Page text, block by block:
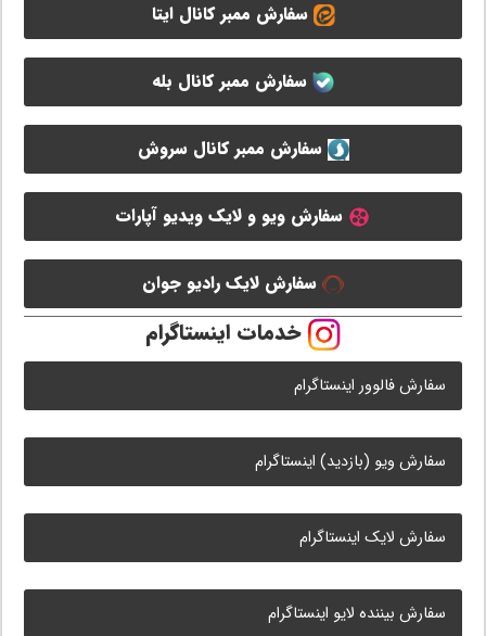
سفارش ممبر کانال ایتا
سفارش ممبر کانال بله
سفارش ممبر کانال سروش
سفارش ویو و لایک ویدیو آپارات
سفارش لایک رادیو جوان
خدمات اینستاگرام
سفارش فالوور اینستاگرام
سفارش ویو (بازدید) اینستاگرام
سفارش لایک اینستاگرام
سفارش بیننده لایو اینستاگرام